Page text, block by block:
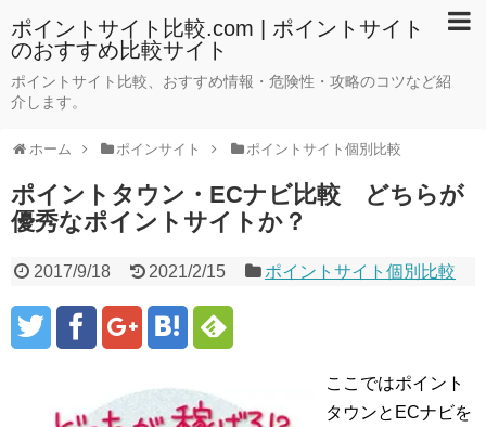
ポイントサイト比較.com | ポイントサイト
のおすすめ比較サイト
ポイントサイト比較、おすすめ情報・危険性・攻略のコツなど紹
介します。
ホーム ポインサイト ポイントサイト個別比較
ポイントタウン・ECナビ比較 どちらが
優秀なポイントサイトか？
2017/9/18 2021/2/15 ポイントサイト個別比較
ここではポイント
タウンとECナビを